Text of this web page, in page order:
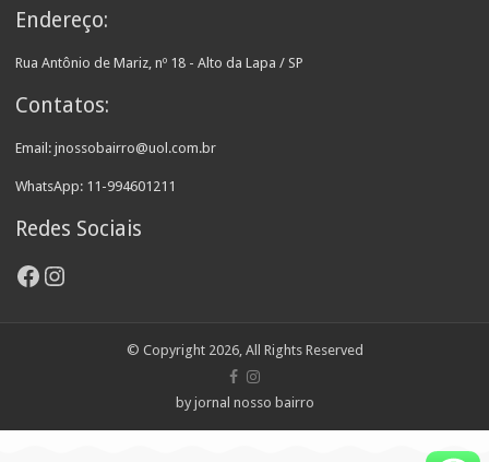
Endereço:
Rua Antônio de Mariz, nº 18 - Alto da Lapa / SP
Contatos:
Email: jnossobairro@uol.com.br
WhatsApp: 11-994601211
Redes Sociais
Facebook
Instagram
© Copyright 2026, All Rights Reserved
by jornal nosso bairro